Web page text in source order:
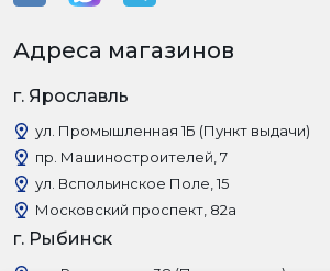
Адреса магазинов
г. Ярославль
ул. Промышленная 1Б (Пункт выдачи)
пр. Машиностроителей, 7
ул. Вспольинское Поле, 15
Московский проспект, 82а
г. Рыбинск